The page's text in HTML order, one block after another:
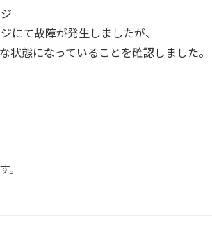
故障が発生しましたが、
っていることを確認しました。